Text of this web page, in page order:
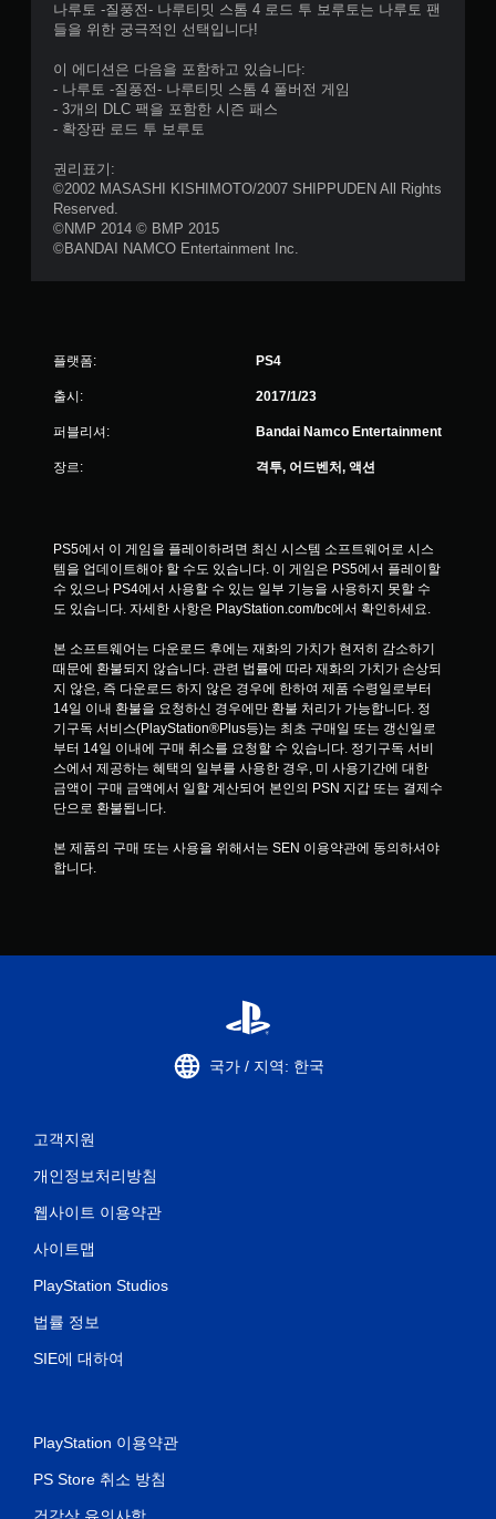
나루토 -질풍전- 나루티밋 스톰 4 로드 투 보루토는 나루토 팬
들을 위한 궁극적인 선택입니다!
이 에디션은 다음을 포함하고 있습니다:
- 나루토 -질풍전- 나루티밋 스톰 4 풀버전 게임
- 3개의 DLC 팩을 포함한 시즌 패스
- 확장판 로드 투 보루토
권리표기:
©2002 MASASHI KISHIMOTO/2007 SHIPPUDEN All Rights
Reserved.
©NMP 2014 © BMP 2015
©BANDAI NAMCO Entertainment Inc.
플랫폼: PS4
출시: 2017/1/23
퍼블리셔: Bandai Namco Entertainment
장르: 격투, 어드벤처, 액션
PS5에서 이 게임을 플레이하려면 최신 시스템 소프트웨어로 시스
템을 업데이트해야 할 수도 있습니다. 이 게임은 PS5에서 플레이할
수 있으나 PS4에서 사용할 수 있는 일부 기능을 사용하지 못할 수
도 있습니다. 자세한 사항은 PlayStation.com/bc에서 확인하세요.
본 소프트웨어는 다운로드 후에는 재화의 가치가 현저히 감소하기
때문에 환불되지 않습니다. 관련 법률에 따라 재화의 가치가 손상되
지 않은, 즉 다운로드 하지 않은 경우에 한하여 제품 수령일로부터
14일 이내 환불을 요청하신 경우에만 환불 처리가 가능합니다. 정
기구독 서비스(PlayStation®Plus등)는 최초 구매일 또는 갱신일로
부터 14일 이내에 구매 취소를 요청할 수 있습니다. 정기구독 서비
스에서 제공하는 혜택의 일부를 사용한 경우, 미 사용기간에 대한
금액이 구매 금액에서 일할 계산되어 본인의 PSN 지갑 또는 결제수
단으로 환불됩니다.
본 제품의 구매 또는 사용을 위해서는 SEN 이용약관에 동의하셔야
합니다.
국가 / 지역: 한국
고객지원
개인정보처리방침
웹사이트 이용약관
사이트맵
PlayStation Studios
법률 정보
SIE에 대하여
PlayStation 이용약관
PS Store 취소 방침